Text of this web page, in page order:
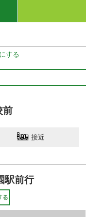
する
前
接近
駅前行